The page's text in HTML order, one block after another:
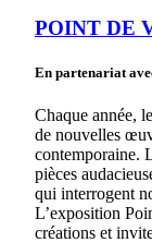
POINT DE
En partenariat
Chaque année,
de nouvelles
contemporaine.
pièces
qui interrogent
L’exposition
créations et